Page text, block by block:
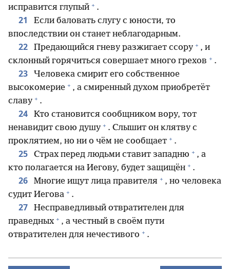
исправится глупый + .
21
Если баловать слугу с юности, то
впоследствии он станет неблагодарным.
22 Предающийся гневу разжигает ссору + , и
склонный горячиться совершает много грехов + .
23
Человека смирит его собственное
высокомерие + , а смиренный духом приобретёт
славу + .
24
Кто становится сообщником вору, тот
ненавидит свою душу + . Слышит он клятву с
проклятием, но ни о чём не сообщает + .
25 Страх перед людьми ставит западню + , а
кто полагается на Иегову, будет защищён + .
26 Многие ищут лица правителя + , но человека
судит Иегова + .
27
Несправедливый отвратителен для
праведных + , а честный в своём пути
отвратителен для нечестивого + .